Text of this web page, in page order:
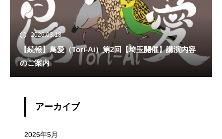
2026.03.18
【続報】鳥愛（Tori-Ai）第2回【埼玉開催】講演内容
のご案内
アーカイブ
2026年5月